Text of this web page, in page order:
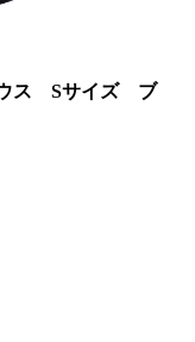
ウス Sサイズ ブ